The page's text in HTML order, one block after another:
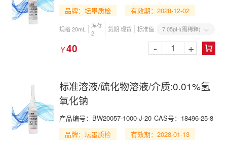
品牌：坛墨质检
有效期：2028-12-02
规格 20mL
库存
2
货期 现货 标准值 7.05pH(需稀释) 
￥40 
- +
标准溶液/硫化物溶液/介质:0.01%氢
氧化钠
产品编号：BW20057-1000-J-20 CAS号：18496-25-8
品牌：坛墨质检
有效期：2028-01-13